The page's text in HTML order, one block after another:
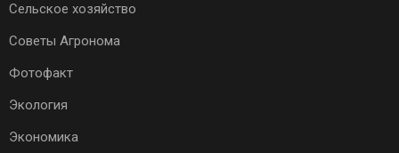
Сельское хозяйство
Советы Агронома
Фотофакт
Экология
Экономика